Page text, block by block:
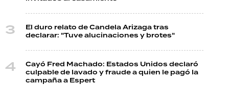
El duro relato de Candela Arizaga tras
declarar: "Tuve alucinaciones y brotes"
Cayó Fred Machado: Estados Unidos declaró
culpable de lavado y fraude a quien le pagó la
campaña a Espert